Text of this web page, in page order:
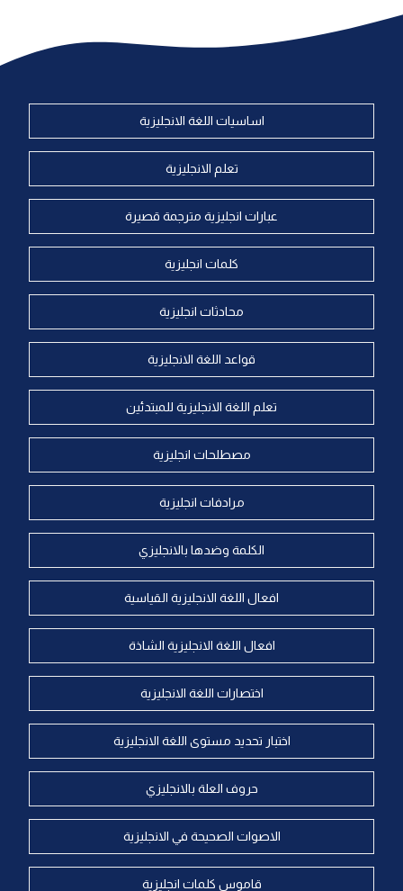
اساسيات اللغة الانجليزية
تعلم الانجليزية
عبارات انجليزية مترجمة قصيرة
كلمات انجليزية
محادثات انجليزية
قواعد اللغة الانجليزية
تعلم اللغة الانجليزية للمبتدئين
مصطلحات انجليزية
مرادفات انجليزية
الكلمة وضدها بالانجليزي
افعال اللغة الانجليزية القياسية
افعال اللغة الانجليزية الشاذة
اختصارات اللغة الانجليزية
اختبار تحديد مستوى اللغة الانجليزية
حروف العلة بالانجليزي
الاصوات الصحيحة في الانجليزية
قاموس كلمات انجليزية